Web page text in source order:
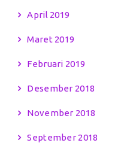
April 2019
Maret 2019
Februari 2019
Desember 2018
November 2018
September 2018